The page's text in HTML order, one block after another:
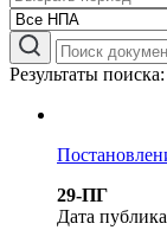
Результаты
29-ПГ
Дата